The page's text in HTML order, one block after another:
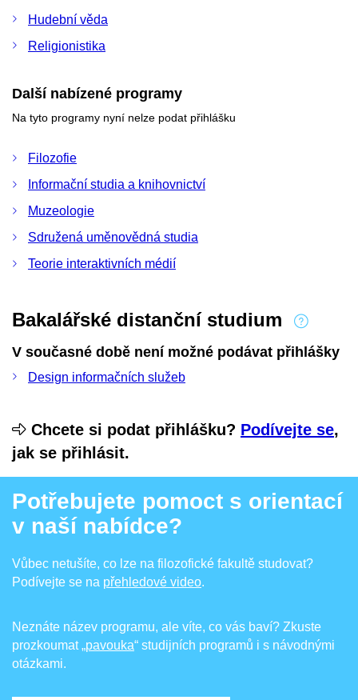
Hudební věda
Religionistika
Další nabízené programy
Na tyto programy nyní nelze podat přihlášku
Filozofie
Informační studia a knihovnictví
Muzeologie
Sdružená uměnovědná studia
Teorie interaktivních médií
Bakalářské distanční studium
V současné době není možné podávat přihlášky
Design informačních služeb
Chcete si podat přihlášku? Podívejte se,
jak se přihlásit.
Potřebujete pomoct s orientací
v naší nabídce?
Vůbec netušíte, co lze na filozofické fakultě studovat?
Podívejte se na přehledové video.
Neznáte název programu, ale víte, co vás baví? Zkuste
prozkoumat„pavouka“ studijních programů i s návodnými
otázkami.